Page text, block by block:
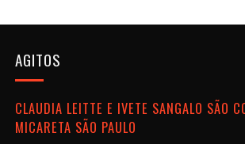
AGITOS
CLAUDIA LEITTE E IVETE SANGALO SÃO
MICARETA SÃO PAULO